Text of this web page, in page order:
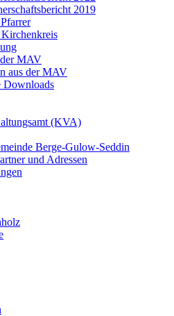
2019
MAV
aus der MAV
Downloads
(KVA)
Berge-Gulow-Seddin
und Adressen